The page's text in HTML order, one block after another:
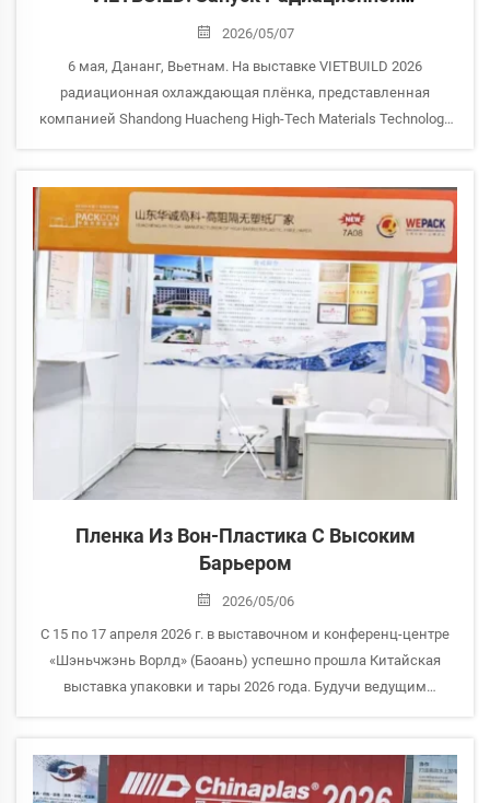
Охлаждающей Плёнки Во Вьетнаме,
Энергоэффективности Зданий
2026/05/07
6 мая, Дананг, Вьетнам. На выставке VIETBUILD 2026
радиационная охлаждающая плёнка, представленная
компанией Shandong Huacheng High-Tech Materials Technology
рассмотреть её и обменяться технической информацией...
Пленка Из Вон-Пластика С Высоким
Барьером
2026/05/06
С 15 по 17 апреля 2026 г. в выставочном и конференц-центре
«Шэньчжэнь Ворлд» (Баоань) успешно прошла Китайская
выставка упаковки и тары 2026 года. Будучи ведущим